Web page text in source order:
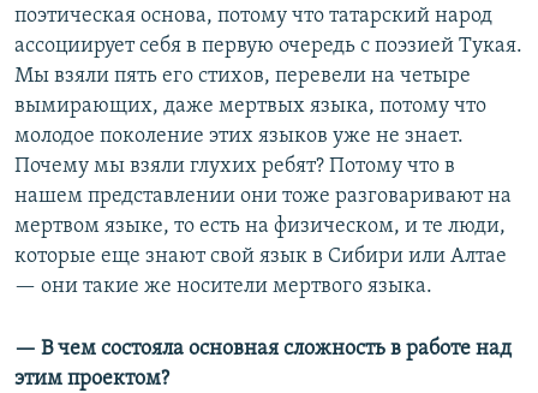
поэтическая основа, потому что татарский народ
ассоциирует себя в первую очередь с поэзией Тукая.
Мы взяли пять его стихов, перевели на четыре
вымирающих, даже мертвых языка, потому что
молодое поколение этих языков уже не знает.
Почему мы взяли глухих ребят? Потому что в
нашем представлении они тоже разговаривают на
мертвом языке, то есть на физическом, и те люди,
которые еще знают свой язык в Сибири или Алтае
— они такие же носители мертвого языка.
— В чем состояла основная сложность в работе над
этим проектом?